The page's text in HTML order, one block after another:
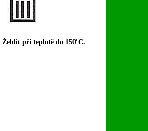
při teplotě do 150̊ C.